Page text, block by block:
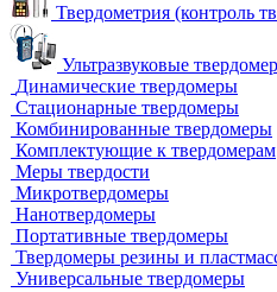
Химреактивы
Фиксаж для
Принадлежности для
Пауки, штативы для
Твердометрия (контроль